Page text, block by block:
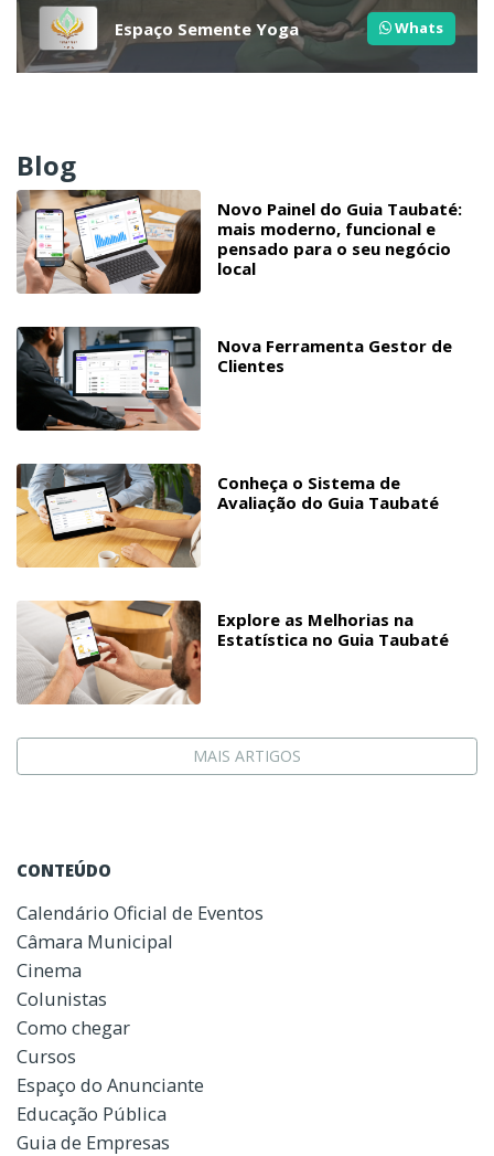
Espaço Semente Yoga Whats
Blog
Novo Painel do Guia Taubaté:
mais moderno, funcional e
pensado para o seu negócio
local
Nova Ferramenta Gestor de
Clientes
Conheça o Sistema de
Avaliação do Guia Taubaté
Explore as Melhorias na
Estatística no Guia Taubaté
MAIS ARTIGOS
CONTEÚDO
Calendário Oficial de Eventos
Câmara Municipal
Cinema
Colunistas
Como chegar
Cursos
Espaço do Anunciante
Educação Pública
Guia de Empresas